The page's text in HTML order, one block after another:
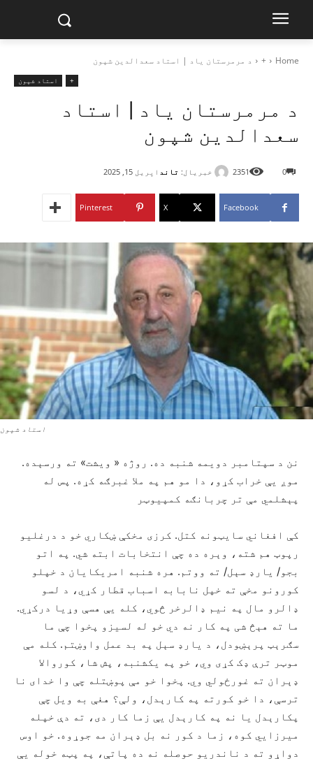
Home
+ د مرمرستان یاد | استاد سعدالدین شپون
+ استاد شپون
د مرمرستان یاد | استاد
سعدالدین شپون
خبریال: تاند اپریل 15, 2025 0
2351
Facebook
X
Pinterest
استاد شپون
نن د سپتامبر دویمه شنبه ده. روژه « ویشت» ته ورسېده.
موږ یې خراب کړو، دا مو هم په ملا غبرګه کړه. پس له
پېشلمي مې تر چربانګه کمپیوټر
کې افغاني سایټونه کتل. کرزی مخکې ښکاري خو د درغلیو
رپوټ هم شته، وېره ده چې انتخابات ابته شي. په اتو
بجو/ یارډ سېل/ ته ووتم. هره شنبه امریکایان د خپلو
کورونو مخې ته خپل نابابه اسباب قطار کړي، د لسو
ډالرو مال په نیم ډالرخر څوي، کله یې هسې وړیا درکړي.
ما ته هېڅ شی په کار نه دي خو له لسیزو پخوا چې ما
سګرېټ پرېښودل، د یارډ سېل په بد عمل واوښتم. کله مې
موټر ترې ډک کړی وي، خو په یکشنبه، پش شا، کوروالا
ډېران ته غورځولي وي. پخوا خو مې پوښتله چې وا خدای نا
ترسې، دا خو کورته په کارېدل، ولې؟ هغې به ویل چې
پکارېدل یا نه په کارېدل یې زما کار دی، ته دې خپله
میرزایي کوه، زما د کور نه بل ډېران مه جوړوه. خو اوس
دواړو ته د ناندریو حوصله نه ده پاتې، په پټه خوله یې